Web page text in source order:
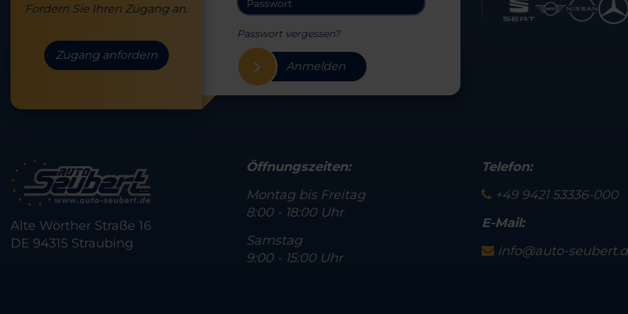
Fordern Sie Ihren Zugang an.
Zugang anfordern
Passwort vergessen?
Anmelden
Alte Wörther Straße 16
DE 94315 Straubing
Öffnungszeiten:
Montag bis Freitag
8:00 - 18:00 Uhr
Samstag
9:00 - 15:00 Uhr
Telefon:
+49 9421 53336-000
E-Mail:
info@auto-